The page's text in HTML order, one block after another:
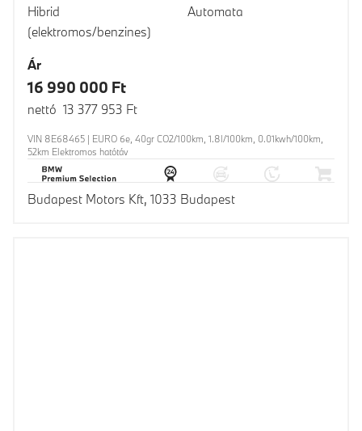
Hibrid
(elektromos/benzines)
Automata
Ár
16 990 000 Ft
nettó 13 377 953 Ft
VIN 8E68465 | EURO 6e, 40gr CO2/100km, 1.8l/100km, 0.01kwh/100km,
52km Elektromos hatótáv
Budapest Motors Kft, 1033 Budapest